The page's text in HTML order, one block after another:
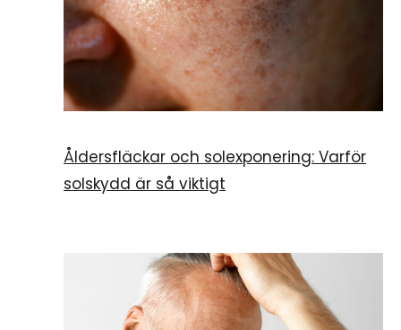
Åldersfläckar och solexponering: Varför
solskydd är så viktigt